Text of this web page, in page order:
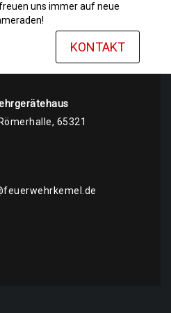
uns immer auf neue
KONTAKT
65321